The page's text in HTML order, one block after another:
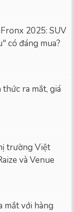
2025: SUV
có đáng mua?
ra mắt, giá
trường Việt
và Venue
mắt với hàng